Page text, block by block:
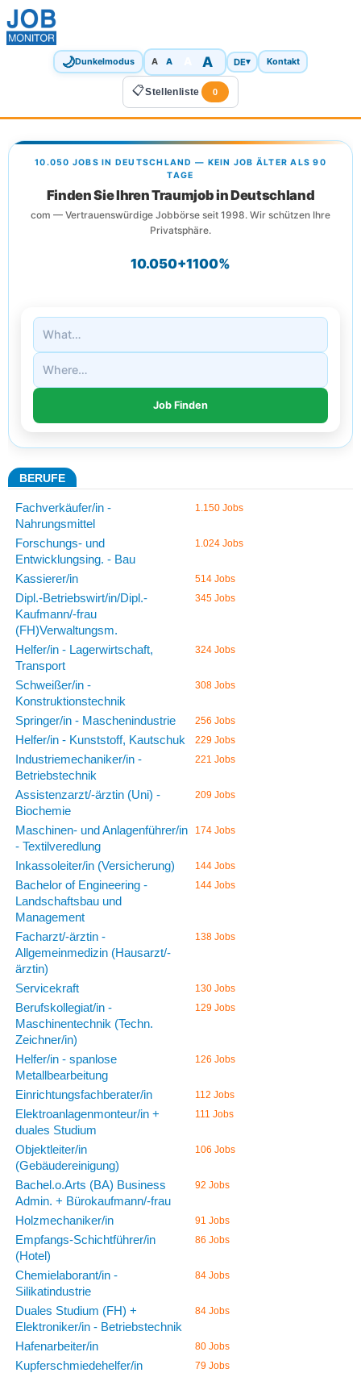
🌙Dunkelmodus A A A DE▾ Kontakt
📋Stellenliste 0
10.050 JOBS IN DEUTSCHLAND — KEIN JOB ÄLTER ALS 90
TAGE
Finden Sie Ihren Traumjob in Deutschland
com — Vertrauenswürdige Jobbörse seit 1998. Wir schützen Ihre
Privatsphäre.
10.050+1100%
BERUFE
Fachverkäufer/in -
Nahrungsmittel
1.150 Jobs
Forschungs- und
Entwicklungsing. - Bau
1.024 Jobs
Kassierer/in 514 Jobs
Dipl.-Betriebswirt/in/Dipl.-
Kaufmann/-frau
(FH)Verwaltungsm.
345 Jobs
Helfer/in - Lagerwirtschaft,
Transport
324 Jobs
Schweißer/in -
Konstruktionstechnik
308 Jobs
Springer/in - Maschenindustrie 256 Jobs
Helfer/in - Kunststoff, Kautschuk 229 Jobs
Industriemechaniker/in -
Betriebstechnik
221 Jobs
Assistenzarzt/-ärztin (Uni) -
Biochemie
209 Jobs
Maschinen- und Anlagenführer/in
- Textilveredlung
174 Jobs
Inkassoleiter/in (Versicherung) 144 Jobs
Bachelor of Engineering -
Landschaftsbau und
Management
144 Jobs
Facharzt/-ärztin -
Allgemeinmedizin (Hausarzt/-
ärztin)
138 Jobs
Servicekraft 130 Jobs
Berufskollegiat/in -
Maschinentechnik (Techn.
Zeichner/in)
129 Jobs
Helfer/in - spanlose
Metallbearbeitung
126 Jobs
Einrichtungsfachberater/in 112 Jobs
Elektroanlagenmonteur/in +
duales Studium
111 Jobs
Objektleiter/in
(Gebäudereinigung)
106 Jobs
Bachel.o.Arts (BA) Business
Admin. + Bürokaufmann/-frau
92 Jobs
Holzmechaniker/in 91 Jobs
Empfangs-Schichtführer/in
(Hotel)
86 Jobs
Chemielaborant/in -
Silikatindustrie
84 Jobs
Duales Studium (FH) +
Elektroniker/in - Betriebstechnik
84 Jobs
Hafenarbeiter/in 80 Jobs
Kupferschmiedehelfer/in 79 Jobs